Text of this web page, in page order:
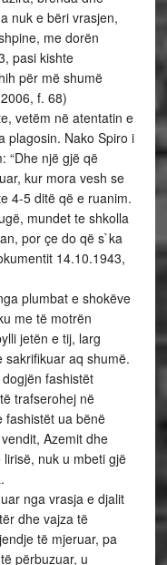
nuk e bëri vrasjen,
me dorën
pasi kishte
për më shumë
f. 68)
vetëm në atentatin e
plagosin. Nako Spiro i
“Dhe një gjë që
kur mora vesh se
4-5 ditë që e ruanim.
mundet te shkolla
por çe do që s`ka
14.10.1943,
plumbat e shokëve
me të motrën
jetën e tij, larg
sakrifikuar aq shumë.
fashistët
trafserohej në
fashistët ua bënë
Azemit dhe
nuk u mbeti gjë
nga vrasja e djalit
dhe vajza të
të mjeruar, pa
përbuzuar, u